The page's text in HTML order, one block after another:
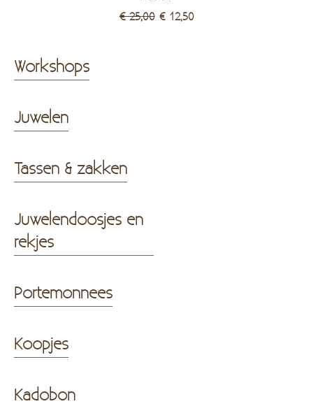
Workshops
Juwelen
Tassen & zakken
Juwelendoosjes en
rekjes
Portemonnees
Koopjes
Kadobon
€ 25,00 € 12,50